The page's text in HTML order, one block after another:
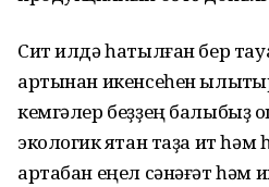
Сит илдә һатылған бер
артынан икенсеһен
кемгәлер беҙҙең балыбыҙ
экологик яҡтан таҙа ит һәм
артабан еңел сәнәғәт һәм